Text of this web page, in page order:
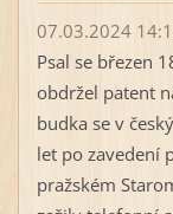
07.03.2024
Psal se březen
obdržel patent
budka se v
let po zavedení
pražském